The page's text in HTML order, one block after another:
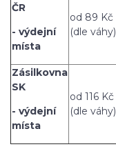
ČR
- výdejní
místa
od 89 Kč
(dle váhy)
Zásilkovna
SK
- výdejní
místa
od 116 Kč
(dle váhy)